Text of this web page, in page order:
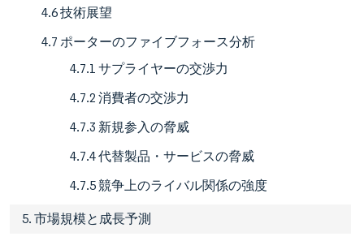
4.6 技術展望
4.7 ポーターのファイブフォース分析
4.7.1 サプライヤーの交渉力
4.7.2 消費者の交渉力
4.7.3 新規参入の脅威
4.7.4 代替製品・サービスの脅威
4.7.5 競争上のライバル関係の強度
5. 市場規模と成長予測